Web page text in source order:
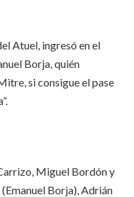
Atuel, ingresó en el
Borja, quién
si consigue el pase
Miguel Bordón y
Borja), Adrián